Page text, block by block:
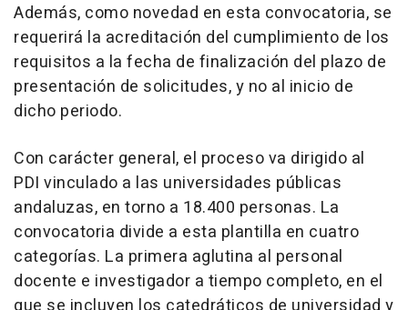
Además, como novedad en esta convocatoria, se
requerirá la acreditación del cumplimiento de los
requisitos a la fecha de finalización del plazo de
presentación de solicitudes, y no al inicio de
dicho periodo.
Con carácter general, el proceso va dirigido al
PDI vinculado a las universidades públicas
andaluzas, en torno a 18.400 personas. La
convocatoria divide a esta plantilla en cuatro
categorías. La primera aglutina al personal
docente e investigador a tiempo completo, en el